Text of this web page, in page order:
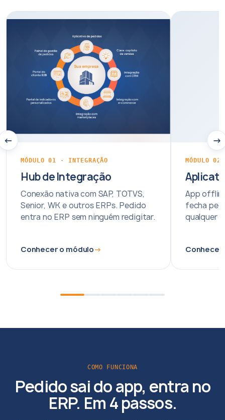
MÓDULO 01 · INTEGRAÇÃO
Hub de Integração
Conexão nativa com SAP, TOTVS,
Senior, WK e outros ERPs. Pedido
entra no ERP sem ninguém redigitar.
Conhecer o módulo
MÓDULO
App
fecha
qualquer
Conhecer
← →
COMO FUNCIONA
Pedido sai do app, entra no
ERP. Em 4 passos.